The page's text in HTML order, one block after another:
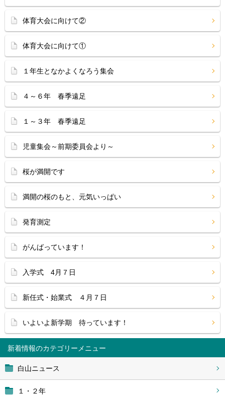
新着情報
白山ニュース
１・２年
体育大会に向けて②
体育大会に向けて①
１年生となかよくなろう集会
４～６年 春季遠足
１～３年 春季遠足
児童集会～前期委員会より～
桜が満開です
満開の桜のもと、元気いっぱい
発育測定
がんばっています！
入学式 4月７日
新任式・始業式 ４月７日
いよいよ新学期 待っています！